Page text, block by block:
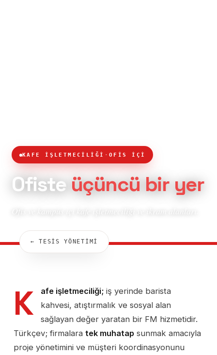
KAFE İŞLETMECİLİĞİ · OFİS İÇİ
Ofisteüçüncü bir yer
← TESİS YÖNETİMİ
K afe işletmeciliği; iş yerinde barista
kahvesi, atıştırmalık ve sosyal alan
sağlayan değer yaratan bir FM hizmetidir.
Türkçev; firmalara tek muhatap sunmak amacıyla
proje yönetimini ve müşteri koordinasyonunu